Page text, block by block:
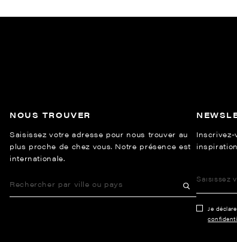
NOUS TROUVER
Saisissez votre adresse pour nous trouver au
plus proche de chez vous. Notre présence est
internationale.
Je